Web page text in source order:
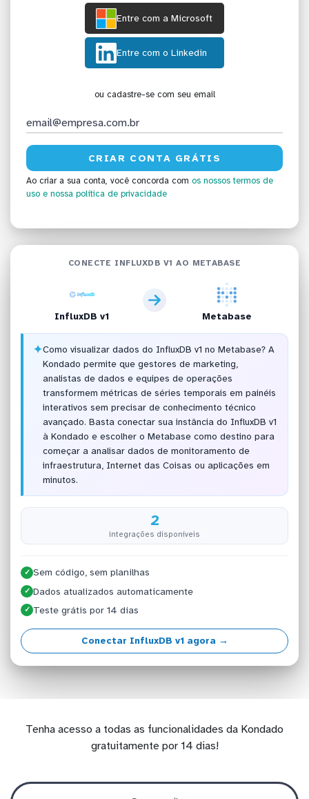
Entre com a Microsoft
Entre com o Linkedin
ou cadastre-se com seu email
Ao criar a sua conta, você concorda com os nossos termos de
uso e nossa política de privacidade
CONECTE INFLUXDB V1 AO METABASE
InfluxDB v1 Metabase
✦Como visualizar dados do InfluxDB v1 no Metabase? A
Kondado permite que gestores de marketing,
analistas de dados e equipes de operações
transformem métricas de séries temporais em painéis
interativos sem precisar de conhecimento técnico
avançado. Basta conectar sua instância do InfluxDB v1
à Kondado e escolher o Metabase como destino para
começar a analisar dados de monitoramento de
infraestrutura, Internet das Coisas ou aplicações em
minutos.
2
integrações disponíveis
✓ Sem código, sem planilhas
✓ Dados atualizados automaticamente
✓ Teste grátis por 14 dias
Conectar InfluxDB v1 agora →
Tenha acesso a todas as funcionalidades da Kondado
gratuitamente por 14 dias!